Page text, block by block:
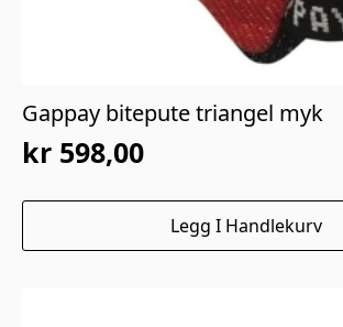
Gappay bitepute triangel myk
kr 598,00
Legg I Handlekurv